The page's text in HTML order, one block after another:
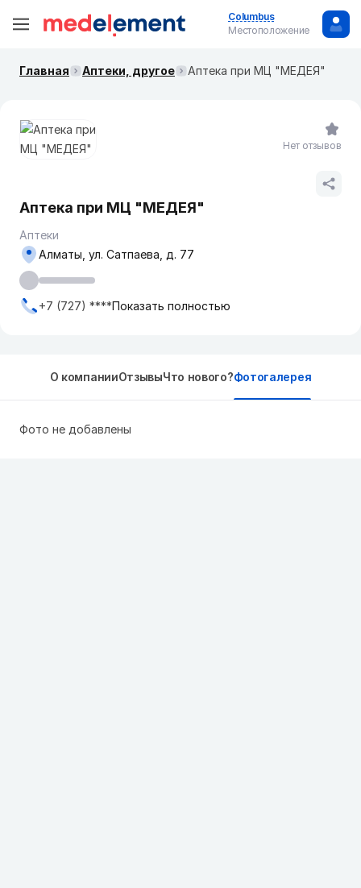
Columbus
Местоположение
Главная Аптеки, другое Аптека при МЦ "МЕДЕЯ"
Аптека при МЦ "МЕДЕЯ"
Аптеки
Алматы, ул. Сатпаева, д. 77
+7 (727) ****Показать полностью
Нет отзывов
О компанииОтзывыЧто нового?Фотогалерея
Фото не добавлены